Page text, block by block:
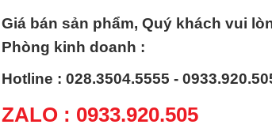
Giá bán sản phẩm, Quý khách vui
Phòng kinh doanh :
Hotline : 028.3504.5555 -
ZALO : 0933.920.505